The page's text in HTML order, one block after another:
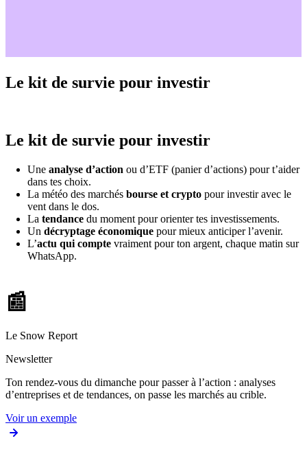
Le kit de survie pour investir
Le kit de survie pour investir
Une analyse d’action ou d’ETF (panier d’actions) pour t’aider
dans tes choix.
La météo des marchés bourse et crypto pour investir avec le
vent dans le dos.
La tendance du moment pour orienter tes investissements.
Un décryptage économique pour mieux anticiper l’avenir.
L’actu qui compte vraiment pour ton argent, chaque matin sur
WhatsApp.
📰
Le Snow Report
Newsletter
Ton rendez-vous du dimanche pour passer à l’action : analyses
d’entreprises et de tendances, on passe les marchés au crible.
Voir un exemple